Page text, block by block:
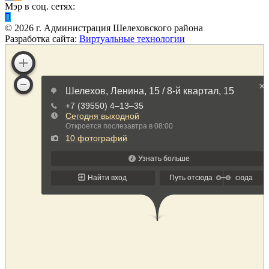
Мэр в соц. сетях:
© 2026 г. Администрация Шелеховского района
Разработка сайта: Виртуальные технологии